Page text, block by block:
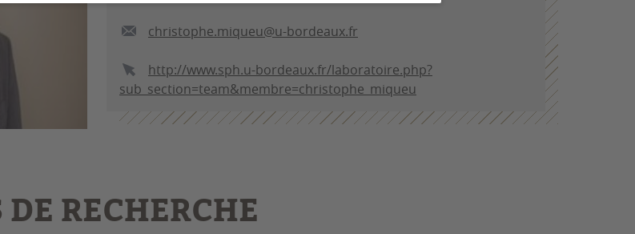
christophe.miqueu@u-bordeaux.fr
http://www.sph.u-bordeaux.fr/laboratoire.php?
sub_section=team&membre=christophe_miqueu
RECHERCHE